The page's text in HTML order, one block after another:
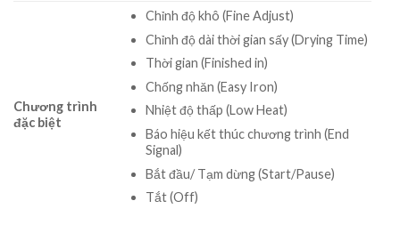
Chương trình
đặc biệt
Chỉnh độ khô (Fine Adjust)
Chỉnh độ dài thời gian sấy (Drying Time)
Thời gian (Finished in)
Chống nhăn (Easy Iron)
Nhiệt độ thấp (Low Heat)
Báo hiệu kết thúc chương trình (End
Signal)
Bắt đầu/ Tạm dừng (Start/Pause)
Tắt (Off)